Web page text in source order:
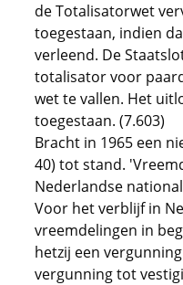
de Totalisatorwet
toegestaan, indien
verleend. De
totalisator voor
wet te vallen. Het
toegestaan. (7.603)
Bracht in 1965 een
40) tot stand.
Nederlandse
Voor het verblijf in
vreemdelingen in
hetzij een
vergunning tot